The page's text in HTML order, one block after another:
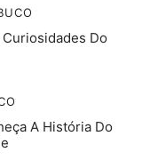
Do
A História Do